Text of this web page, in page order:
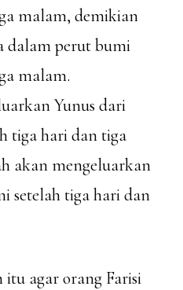
malam, demikian
dalam perut bumi
malam.
Yunus dari
tiga hari dan tiga
akan mengeluarkan
setelah tiga hari dan
itu agar orang Farisi